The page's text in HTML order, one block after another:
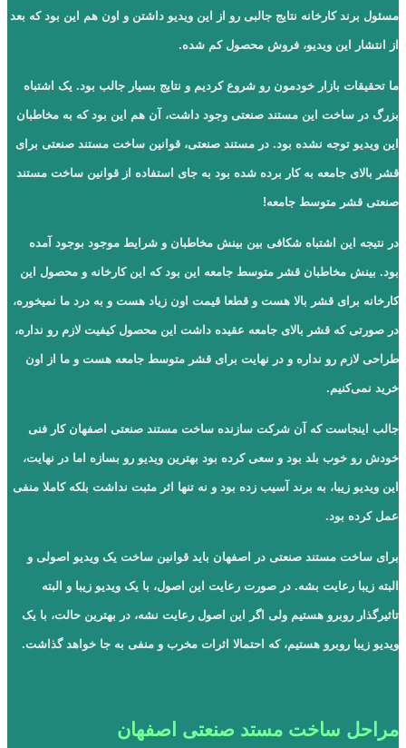
مسئول برند کارخانه نتایج جالبی رو از این ویدیو داشتن و اون هم این بود که بعد
از انتشار این ویدیو، فروش محصول کم شده.
ما تحقیقات بازار خودمون رو شروع کردیم و نتایج بسیار جالب بود. یک اشتباه
بزرگ در ساخت این مستند صنعتی وجود داشت، آن هم این بود که به مخاطبان
این ویدیو توجه نشده بود. در مستند صنعتی، قوانین ساخت مستند صنعتی برای
قشر بالای جامعه به کار برده شده بود به جای استفاده از قوانین ساخت مستند
صنعتی قشر متوسط جامعه!
در نتیجه این اشتباه شکافی بین بینش مخاطبان و شرایط موجود بوجود آمده
بود. بینش مخاطبان قشر متوسط جامعه این بود که این کارخانه و محصول این
کارخانه برای قشر بالا هست و قطعا قیمت اون زیاد هست و به درد ما نمیخوره،
در صورتی که قشر بالای جامعه عقیده داشت این محصول کیفیت لازم رو نداره،
طراحی لازم رو نداره و در نهایت برای قشر متوسط جامعه هست و ما از اون
خرید نمی‌کنیم.
جالب اینجاست که آن شرکت سازنده ساخت مستند صنعتی اصفهان کار فنی
خودش رو خوب بلد بود و سعی کرده بود بهترین ویدیو رو بسازه اما در نهایت،
این ویدیو زیبا، به برند آسیب زده بود و نه تنها اثر مثبت نداشت بلکه کاملا منفی
عمل کرده بود.
برای ساخت مستند صنعتی در اصفهان باید قوانین ساخت یک ویدیو اصولی و
البته زیبا رعایت بشه. در صورت رعایت این اصول، با یک ویدیو زیبا و البته
تاثیرگذار روبرو هستیم ولی اگر این اصول رعایت نشه، در بهترین حالت، با یک
ویدیو زیبا روبرو هستیم، که احتمالا اثرات مخرب و منفی به جا خواهد گذاشت.
مراحل ساخت مستد صنعتی اصفهان